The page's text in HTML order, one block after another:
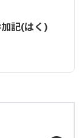
記(はく)